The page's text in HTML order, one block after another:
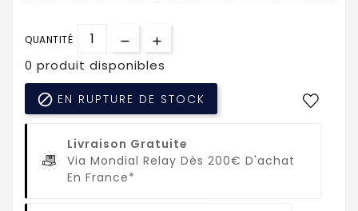
QUANTITÉ
0 produit disponibles
 EN RUPTURE DE STOCK
Livraison Gratuite
Via Mondial Relay Dès 200€ D'achat
En France*